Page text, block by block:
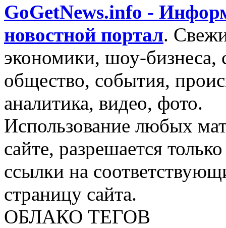
GoGetNews.info -
новостной портал.
экономики, шоу-бизнеса,
общество, события,
аналитика, видео, фото.
Использование любых
сайте, разрешается
ссылки на
страницу сайта.
ОБЛАКО ТЕГОВ